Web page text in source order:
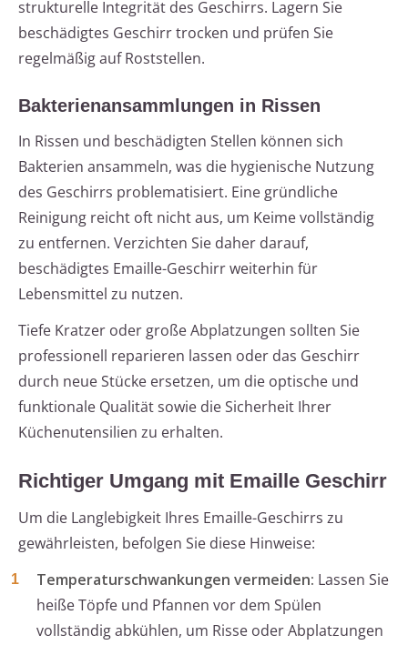
strukturelle Integrität des Geschirrs. Lagern Sie
beschädigtes Geschirr trocken und prüfen Sie
regelmäßig auf Roststellen.
Bakterienansammlungen in Rissen
In Rissen und beschädigten Stellen können sich
Bakterien ansammeln, was die hygienische Nutzung
des Geschirrs problematisiert. Eine gründliche
Reinigung reicht oft nicht aus, um Keime vollständig
zu entfernen. Verzichten Sie daher darauf,
beschädigtes Emaille-Geschirr weiterhin für
Lebensmittel zu nutzen.
Tiefe Kratzer oder große Abplatzungen sollten Sie
professionell reparieren lassen oder das Geschirr
durch neue Stücke ersetzen, um die optische und
funktionale Qualität sowie die Sicherheit Ihrer
Küchenutensilien zu erhalten.
Richtiger Umgang mit Emaille Geschirr
Um die Langlebigkeit Ihres Emaille-Geschirrs zu
gewährleisten, befolgen Sie diese Hinweise:
Temperaturschwankungen vermeiden: Lassen Sie
heiße Töpfe und Pfannen vor dem Spülen
vollständig abkühlen, um Risse oder Abplatzungen